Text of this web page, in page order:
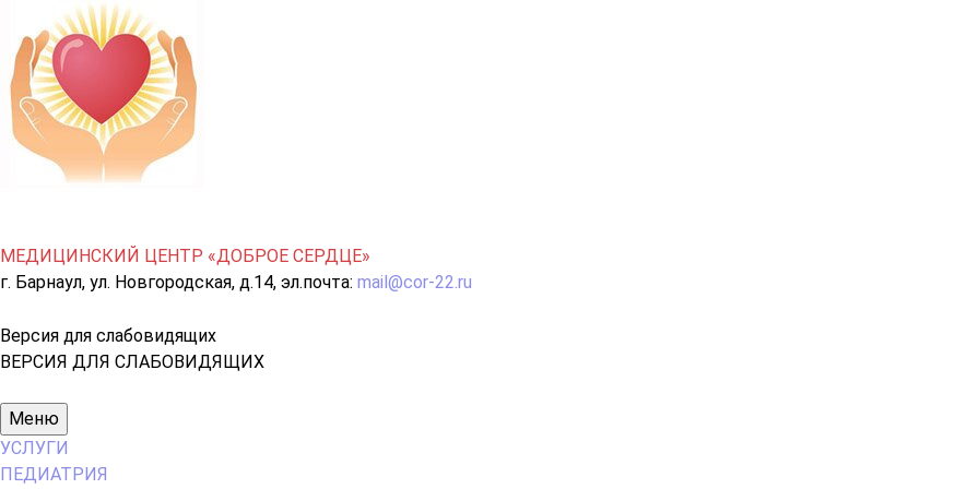
МЕДИЦИНСКИЙ ЦЕНТР «ДОБРОЕ СЕРДЦЕ»
г. Барнаул, ул. Новгородская, д.14, эл.почта: mail@cor-22.ru
Версия для слабовидящих
ВЕРСИЯ ДЛЯ СЛАБОВИДЯЩИХ
Основное
меню
Меню
УСЛУГИ
ПЕДИАТРИЯ